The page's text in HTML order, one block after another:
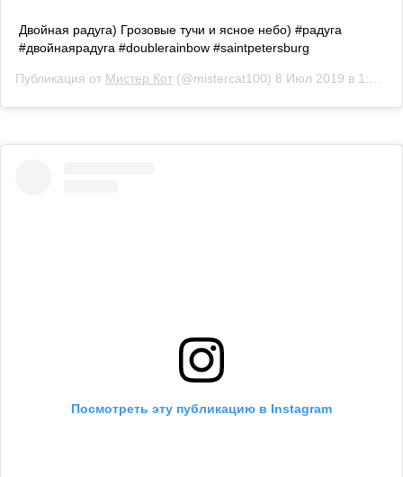
Двойная радуга) Грозовые тучи и ясное небо) #радуга
#двойнаярадуга #doublerainbow #saintpetersburg
Публикация от Мистер Кот (@mistercat100) 8 Июл 2019 в 1:05 PDT
Посмотреть эту публикацию в Instagram